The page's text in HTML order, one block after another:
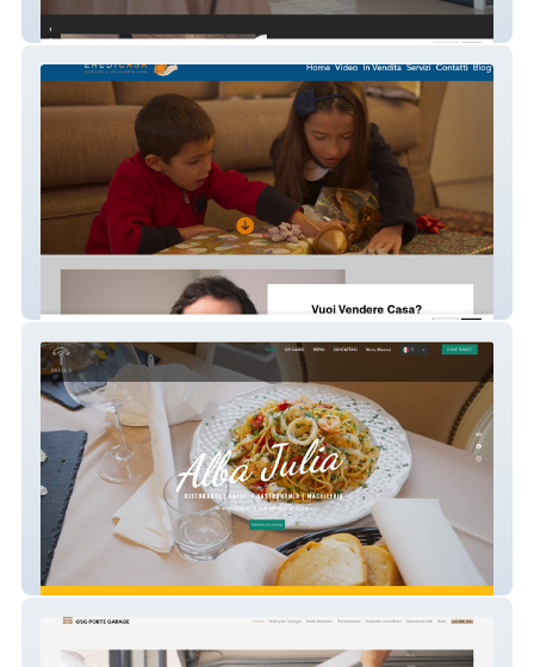
Castelletti DoorMore
Alba Julia